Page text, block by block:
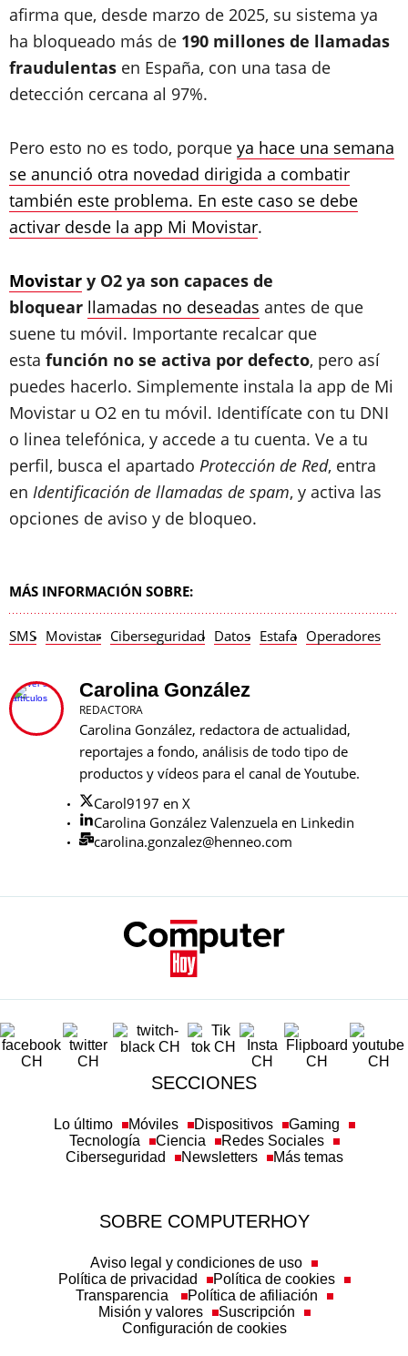
afirma que, desde marzo de 2025, su sistema ya
ha bloqueado más de 190 millones de llamadas
fraudulentas en España, con una tasa de
detección cercana al 97%.
Pero esto no es todo, porque ya hace una semana
se anunció otra novedad dirigida a combatir
también este problema. En este caso se debe
activar desde la app Mi Movistar.
Movistar y O2 ya son capaces de
bloquear llamadas no deseadas antes de que
suene tu móvil. Importante recalcar que
esta función no se activa por defecto, pero así
puedes hacerlo. Simplemente instala la app de Mi
Movistar u O2 en tu móvil. Identifícate con tu DNI
o linea telefónica, y accede a tu cuenta. Ve a tu
perfil, busca el apartado Protección de Red, entra
en Identificación de llamadas de spam, y activa las
opciones de aviso y de bloqueo.
MÁS INFORMACIÓN SOBRE:
SMS Movistar Ciberseguridad Datos Estafa Operadores
Carolina González
REDACTORA
Carolina González, redactora de actualidad,
reportajes a fondo, análisis de todo tipo de
productos y vídeos para el canal de Youtube.
Carol9197 en X
Carolina González Valenzuela en Linkedin
carolina.gonzalez@henneo.com
SECCIONES
Lo último Móviles Dispositivos
Gaming
Tecnología
Ciencia
Redes Sociales
Ciberseguridad
Newsletters Más temas
SOBRE COMPUTERHOY
Aviso legal y condiciones de uso
Política de privacidad
Política de cookies
Transparencia
Política de afiliación
Misión y valores
Suscripción
Configuración de cookies